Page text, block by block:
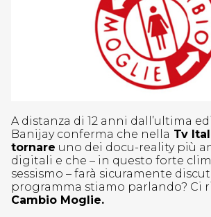
A distanza di 12 anni dall’ultima
Banijay conferma che nella Tv
tornare uno dei docu-reality più
digitali e che – in questo forte
sessismo – farà sicuramente
programma stiamo parlando? Ci
Cambio Moglie.